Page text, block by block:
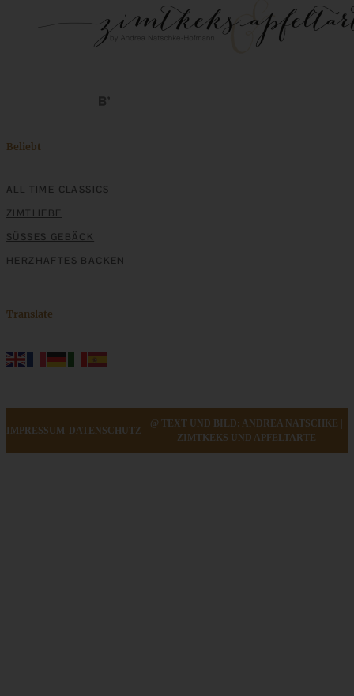
Beliebt
ALL TIME CLASSICS
ZIMTLIEBE
SÜSSES GEBÄCK
HERZHAFTES BACKEN
Translate
IMPRESSUM DATENSCHUTZ
@ TEXT UND BILD: ANDREA NATSCHKE |
ZIMTKEKS UND APFELTARTE